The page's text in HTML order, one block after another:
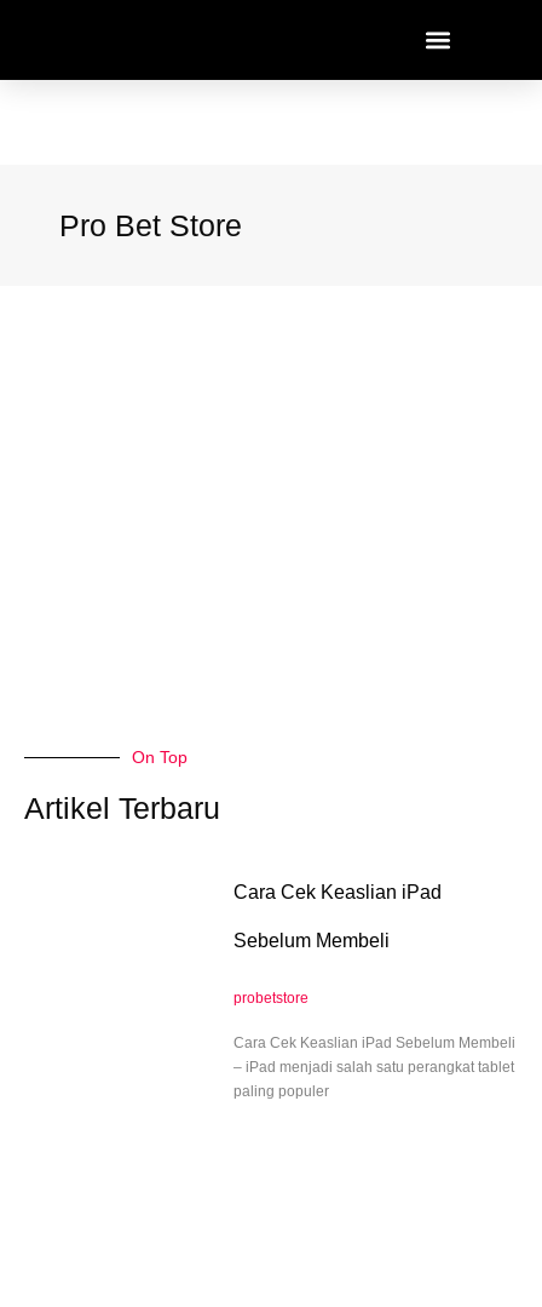
Pro Bet Store
On Top
Artikel Terbaru
Cara Cek Keaslian iPad
Sebelum Membeli
probetstore
Cara Cek Keaslian iPad Sebelum Membeli
– iPad menjadi salah satu perangkat tablet
paling populer